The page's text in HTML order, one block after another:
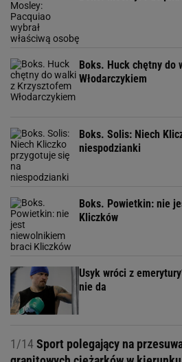
Boks. Huck chętny do
Włodarczykiem
Boks. Solis: Niech
niespodzianki
Boks. Powietkin: nie
Kliczków
Usyk wróci z
nie da
1/14Sport polegający na